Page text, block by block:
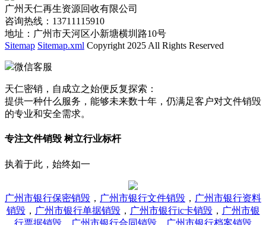
广州天仁再生资源回收有限公司
咨询热线：13711115910
地址：广州市天河区小新塘横圳路10号
Sitemap Sitemap.xml Copyright 2025 All Rights Reserved
微信客服
天仁密销，自成立之始便反复探索：
提供一种什么服务，能够未来数十年，仍满足客户对文件销毁
的专业和安全需求。
专注文件销毁 树立行业标杆
执着于此，始终如一
广州市银行保密销毁 ， 广州市银行文件销毁 ， 广州市银行资料
销毁， 广州市银行单据销毁， 广州市银行ic卡销毁， 广州市银
行票据销毁
广州市银行合同销毁 广州市银行档案销毁